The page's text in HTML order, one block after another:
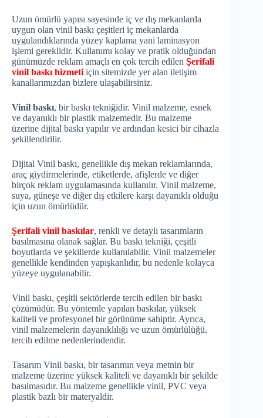
Uzun ömürlü yapısı sayesinde iç ve dış mekanlarda
uygun olan vinil baskı çeşitleri iç mekanlarda
uygulandıklarında yüzey kaplama yani laminasyon
işlemi gereklidir. Kullanımı kolay ve pratik olduğundan
günümüzde reklam amaçlı en çok tercih edilen Şerifali
vinil baskı hizmeti için sitemizde yer alan iletişim
kanallarımızdan bizlere ulaşabilirsiniz.
Vinil baskı, bir baskı tekniğidir. Vinil malzeme, esnek
ve dayanıklı bir plastik malzemedir. Bu malzeme
üzerine dijital baskı yapılır ve ardından kesici bir cihazla
şekillendirilir.
Dijital Vinil baskı, genellikle dış mekan reklamlarında,
araç giydirmelerinde, etiketlerde, afişlerde ve diğer
birçok reklam uygulamasında kullanılır. Vinil malzeme,
suya, güneşe ve diğer dış etkilere karşı dayanıklı olduğu
için uzun ömürlüdür.
Şerifali vinil baskılar, renkli ve detaylı tasarımların
basılmasına olanak sağlar. Bu baskı tekniği, çeşitli
boyutlarda ve şekillerde kullanılabilir. Vinil malzemeler
genellikle kendinden yapışkanlıdır, bu nedenle kolayca
yüzeye uygulanabilir.
Vinil baskı, çeşitli sektörlerde tercih edilen bir baskı
çözümüdür. Bu yöntemle yapılan baskılar, yüksek
kaliteli ve profesyonel bir görünüme sahiptir. Ayrıca,
vinil malzemelerin dayanıklılığı ve uzun ömürlülüğü,
tercih edilme nedenlerindendir.
Tasarım Vinil baskı, bir tasarımın veya metnin bir
malzeme üzerine yüksek kaliteli ve dayanıklı bir şekilde
basılmasıdır. Bu malzeme genellikle vinil, PVC veya
plastik bazlı bir materyaldir.